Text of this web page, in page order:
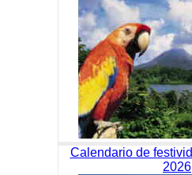
Calendario de
2026